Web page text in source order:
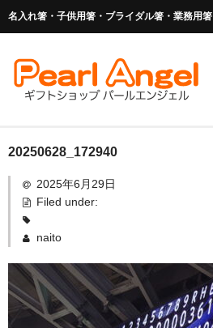
名入れ箸・子供用箸・ブライダル箸・業務用箸
商品を探す
お子様の入卒園に
業務用箸（食洗機対応）
マイ箸・箸袋
20250628_172940
2025年6月29日
Filed under:
naito